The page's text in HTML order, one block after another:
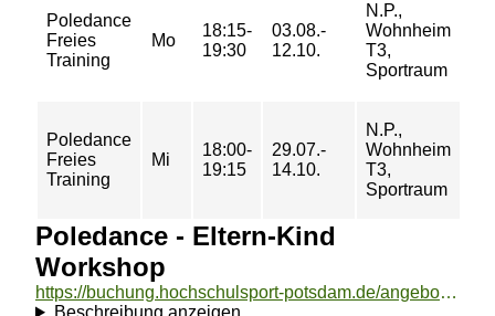
Poledance
Freies
Training
Mo
18:15-
19:30
03.08.-
12.10.
N.P.,
Wohnheim
T3,
Sportraum
Poledance
Freies
Training
Mi
18:00-
19:15
29.07.-
14.10.
N.P.,
Wohnheim
T3,
Sportraum
Poledance - Eltern-Kind
Workshop
https://buchung.hochschulsport-potsdam.de/angebote/aktueller_zeitraum/_Poledance_-_Eltern-Kind_Workshop.html
Beschreibung anzeigen